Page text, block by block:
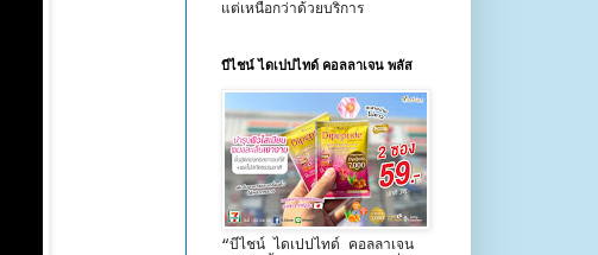
แต่เหนือกว่าด้วยบริการ
บีไชน์ ไดเปปไทด์ คอลลาเจน พลัส
“บีไชน์ ไดเปปไทด์ คอลลาเจน